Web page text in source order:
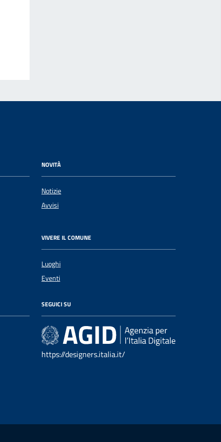
NOVITÀ
Notizie
Avvisi
VIVERE IL COMUNE
Luoghi
Eventi
SEGUICI SU
https://designers.italia.it/